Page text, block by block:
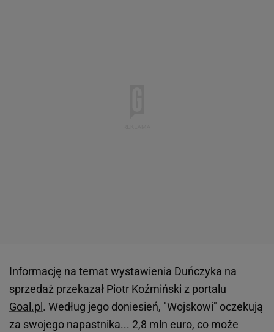
Informację na temat wystawienia Duńczyka na
sprzedaż przekazał Piotr Koźmiński z portalu
Goal.pl . Według jego doniesień, "Wojskowi" oczekują
za swojego napastnika... 2,8 mln euro, co może